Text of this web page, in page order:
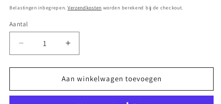
prijs
Belastingen inbegrepen. Verzendkosten worden berekend bij de checkout.
Aantal
Aantal
verlagen
voor
autolak
Aantal
verhogen
voor
Spuitbus
autolak
Aan winkelwagen toevoegen